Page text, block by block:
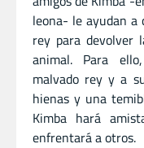
leona- le ayudan a
rey para devolver
animal. Para
malvado rey y a
hienas y una
Kimba hará
enfrentará a otros.